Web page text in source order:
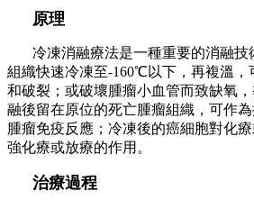
原理
冷凍消融療法是一種重要的消融技
組織快速冷凍至-160℃以下，再複溫，
和破裂；或破壞腫瘤小血管而致缺氧
融後留在原位的死亡腫瘤組織，可作
腫瘤免疫反應；冷凍後的癌細胞對化
強化療或放療的作用。
治療過程